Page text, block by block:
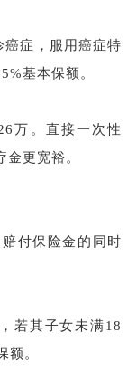
癌症，服用癌症特
基本保额。
万。直接一次性
更宽裕。
赔付保险金的同时
若其子女未满18
额 。